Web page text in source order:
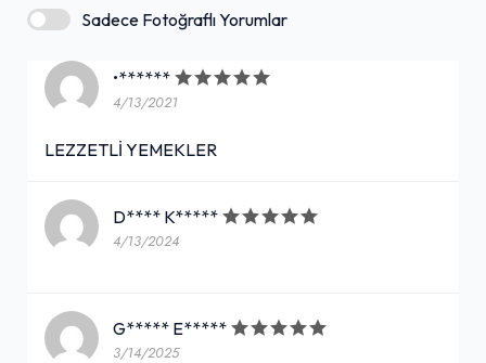
Sadece Fotoğraflı Yorumlar
•******
4/13/2021
LEZZETLİ YEMEKLER
D**** K*****
4/13/2024
G***** E*****
3/14/2025